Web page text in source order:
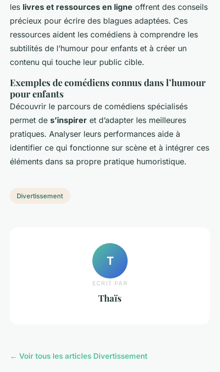
les livres et ressources en ligne offrent des conseils
précieux pour écrire des blagues adaptées. Ces
ressources aident les comédiens à comprendre les
subtilités de l’humour pour enfants et à créer un
contenu qui touche leur public cible.
Exemples de comédiens connus dans l’humour
pour enfants
Découvrir le parcours de comédiens spécialisés
permet de s’inspirer et d’adapter les meilleures
pratiques. Analyser leurs performances aide à
identifier ce qui fonctionne sur scène et à intégrer ces
éléments dans sa propre pratique humoristique.
Divertissement
T
ECRIT PAR
Thaïs
← Voir tous les articles Divertissement